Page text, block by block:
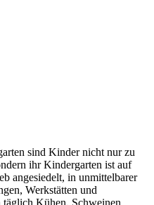
sind Kinder nicht nur zu
ihr Kindergarten ist auf
angesiedelt, in unmittelbarer
Werkstätten und
täglich Kühen, Schweinen